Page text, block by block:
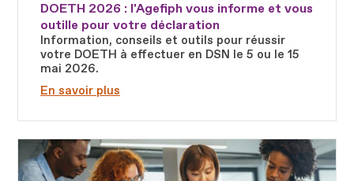
DOETH 2026 : l'Agefiph vous informe et vous
outille pour votre déclaration
Information, conseils et outils pour réussir
votre DOETH à effectuer en DSN le 5 ou le 15
mai 2026.
En savoir plus
Fichier